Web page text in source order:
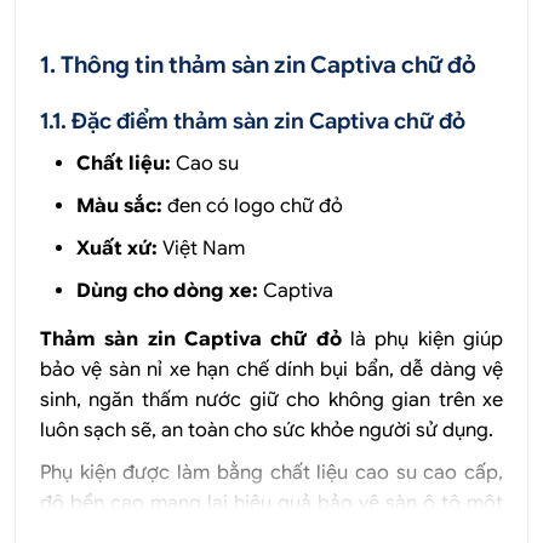
1. Thông tin thảm sàn zin Captiva chữ đỏ
1.1. Đặc điểm thảm sàn zin Captiva chữ đỏ
Chất liệu: Cao su
Màu sắc: đen có logo chữ đỏ
Xuất xứ: Việt Nam
Dùng cho dòng xe: Captiva
Thảm sàn zin Captiva chữ đỏ là phụ kiện giúp
bảo vệ sàn nỉ xe hạn chế dính bụi bẩn, dễ dàng vệ
sinh, ngăn thấm nước giữ cho không gian trên xe
luôn sạch sẽ, an toàn cho sức khỏe người sử dụng.
Phụ kiện được làm bằng chất liệu cao su cao cấp,
độ bền cao mang lại hiệu quả bảo vệ sàn ô tô một